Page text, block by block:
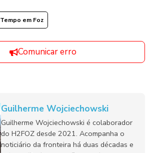
Tempo em Foz
Comunicar erro
Guilherme Wojciechowski
Guilherme Wojciechowski é colaborador
do H2FOZ desde 2021. Acompanha o
noticiário da fronteira há duas décadas e